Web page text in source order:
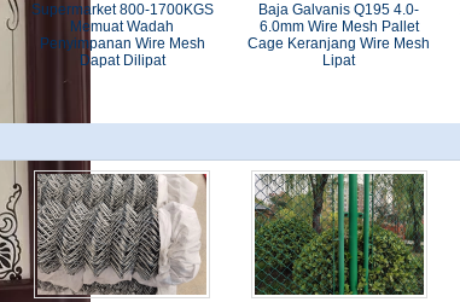
Supermarket 800-1700KGS
Memuat Wadah
Penyimpanan Wire Mesh
Dapat Dilipat
Baja Galvanis Q195 4.0-
6.0mm Wire Mesh Pallet
Cage Keranjang Wire Mesh
Lipat